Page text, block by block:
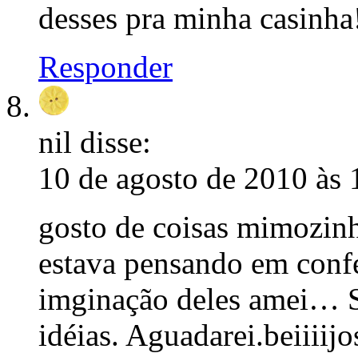
desses pra minha
Responder
nil disse:
10 de agosto de 2010 às
gosto de coisas
estava pensando em
imginação deles amei…
idéias.